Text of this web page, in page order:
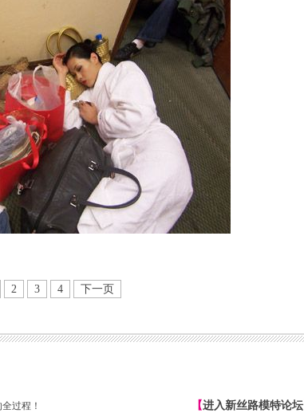
2 3 4 下一页
【进入新丝路模特论坛
过程！